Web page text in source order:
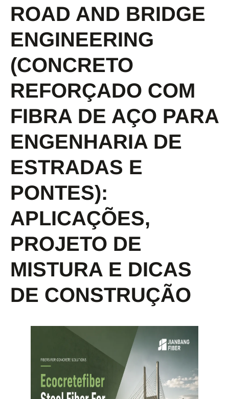
ROAD AND BRIDGE
ENGINEERING
(CONCRETO
REFORÇADO COM
FIBRA DE AÇO PARA
ENGENHARIA DE
ESTRADAS E
PONTES):
APLICAÇÕES,
PROJETO DE
MISTURA E DICAS
DE CONSTRUÇÃO